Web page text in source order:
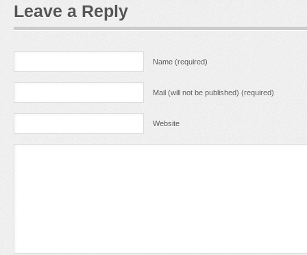
Leave a Reply
Name (required)
Mail (will not be published) (required)
Website